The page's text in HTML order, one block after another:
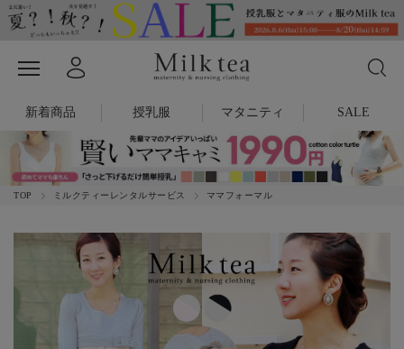
新着商品 授乳服 マタニティ SALE
TOP ミルクティーレンタルサービス ママフォーマル